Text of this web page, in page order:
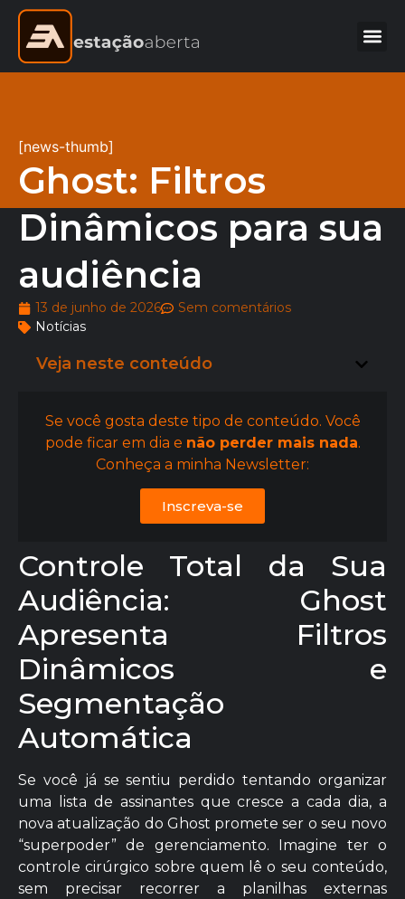
[news-thumb]
Ghost: Filtros
Dinâmicos para sua
audiência
13 de junho de 2026
Sem comentários
Notícias
Veja neste conteúdo
Se você gosta deste tipo de conteúdo. Você
pode ficar em dia e não perder mais nada.
Conheça a minha Newsletter:
Inscreva-se
Controle Total da Sua
Audiência: Ghost
Apresenta Filtros
Dinâmicos e
Segmentação
Automática
Se você já se sentiu perdido tentando organizar
uma lista de assinantes que cresce a cada dia, a
nova atualização do Ghost promete ser o seu novo
“superpoder” de gerenciamento. Imagine ter o
controle cirúrgico sobre quem lê o seu conteúdo,
sem precisar recorrer a planilhas externas